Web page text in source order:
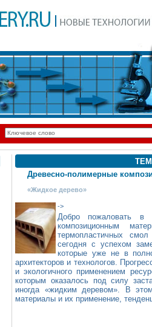
Древесно-полимерные
«Жидкое дерево»
->
Добро пожаловать в
композиционным
термопластичных
сегодня с успехом
которые уже не в
архитекторов и технологов.
и экологичного применением
которым оказалось под силу
иногда «жидким деревом». В
материалы и их применение,